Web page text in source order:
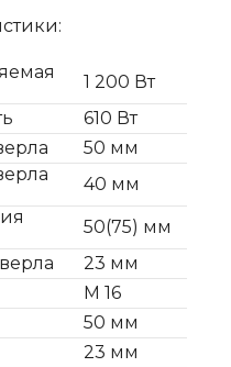
1 200 Вт
610 Вт
50 мм
40 мм
50(75) мм
23 мм
M 16
50 мм
23 мм